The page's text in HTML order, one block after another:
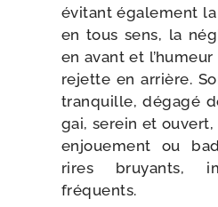
évi­tant éga­le­ment
en tous sens, la
en avant et
rejette en arrière.
tran­quille, déga­gé
gai, serein et
enjoue­ment ou
rires bruyants,
fréquents.